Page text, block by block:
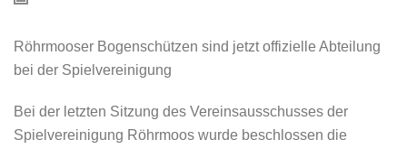
Röhrmooser Bogenschützen sind jetzt offizielle Abteilung
bei der Spielvereinigung
Bei der letzten Sitzung des Vereinsausschusses der
Spielvereinigung Röhrmoos wurde beschlossen die